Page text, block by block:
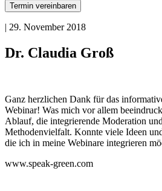
Termin vereinbaren
| 29. November 2018
Dr. Claudia Groß
Ganz herzlichen Dank für das
Webinar! Was mich vor allem
Ablauf, die integrierende Moderation
Methodenvielfalt. Konnte viele Ideen
die ich in meine Webinare integrieren
www.speak-green.com